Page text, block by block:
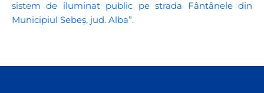
sistem de iluminat public pe strada Fântânele din
Municipiul Sebeș, jud. Alba”.